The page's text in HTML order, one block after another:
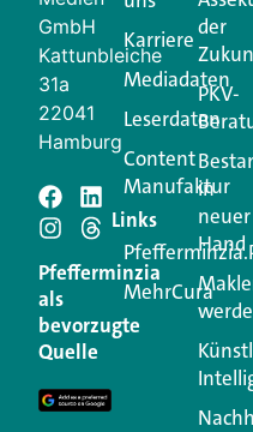
Jetzt anmelden
Schreiben
Kommentar
Ihre E-Mail-Adresse
Erforderliche Felder
Kommentar
GmbH
Kattunbleiche
31a
22041
Hamburg
Pfefferminzia
als
bevorzugte
Quelle
Karriere
Mediadaten
Leserdaten
Content
Manufaktur
Links
MehrCura
der
PKV-
in
neuer
Hand